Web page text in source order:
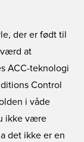
der er født til
værd at
ACC-teknologi
Control
i våde
ikke være
det ikke er en